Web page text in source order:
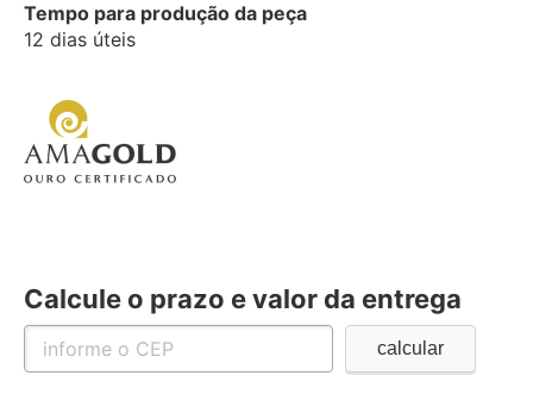
Tempo para produção da peça
12 dias úteis
Calcule o prazo e valor da entrega